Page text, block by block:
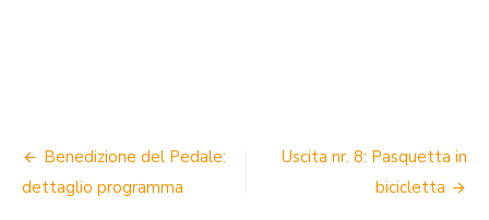
NAVIGAZIONE
ARTICOLI
Benedizione del Pedale:
dettaglio programma
Uscita nr. 8: Pasquetta in
bicicletta